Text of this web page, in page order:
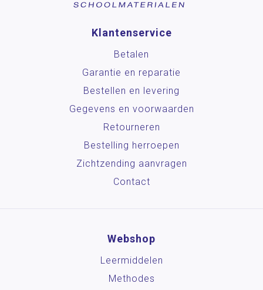
Klantenservice
Betalen
Garantie en reparatie
Bestellen en levering
Gegevens en voorwaarden
Retourneren
Bestelling herroepen
Zichtzending aanvragen
Contact
Webshop
Leermiddelen
Methodes